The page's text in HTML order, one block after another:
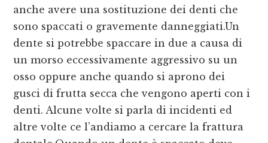
anche avere una sostituzione dei denti che
sono spaccati o gravemente danneggiati.Un
dente si potrebbe spaccare in due a causa di
un morso eccessivamente aggressivo su un
osso oppure anche quando si aprono dei
gusci di frutta secca che vengono aperti con i
denti. Alcune volte si parla di incidenti ed
altre volte ce l’andiamo a cercare la frattura